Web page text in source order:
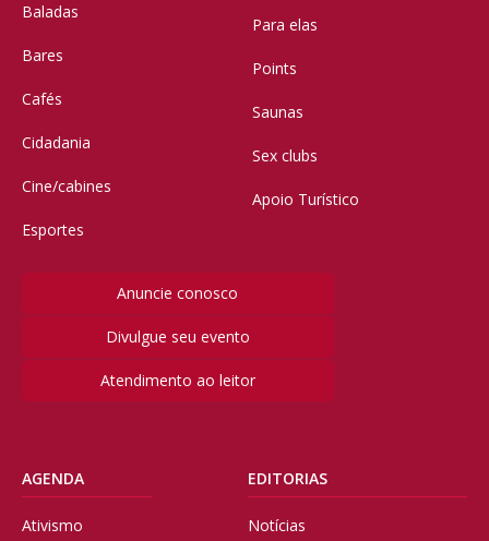
Baladas
Bares
Cafés
Cidadania
Cine/cabines
Esportes
Para elas
Points
Saunas
Sex clubs
Apoio Turístico
Anuncie conosco
Divulgue seu evento
Atendimento ao leitor
AGENDA
Ativismo
EDITORIAS
Notícias